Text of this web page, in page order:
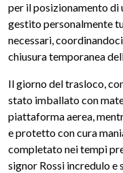
per il posizionamento
gestito personalmente
necessari,
chiusura temporanea
Il giorno del trasloco,
stato imballato con
piattaforma aerea,
e protetto con cura
completato nei tempi
signor Rossi incredulo